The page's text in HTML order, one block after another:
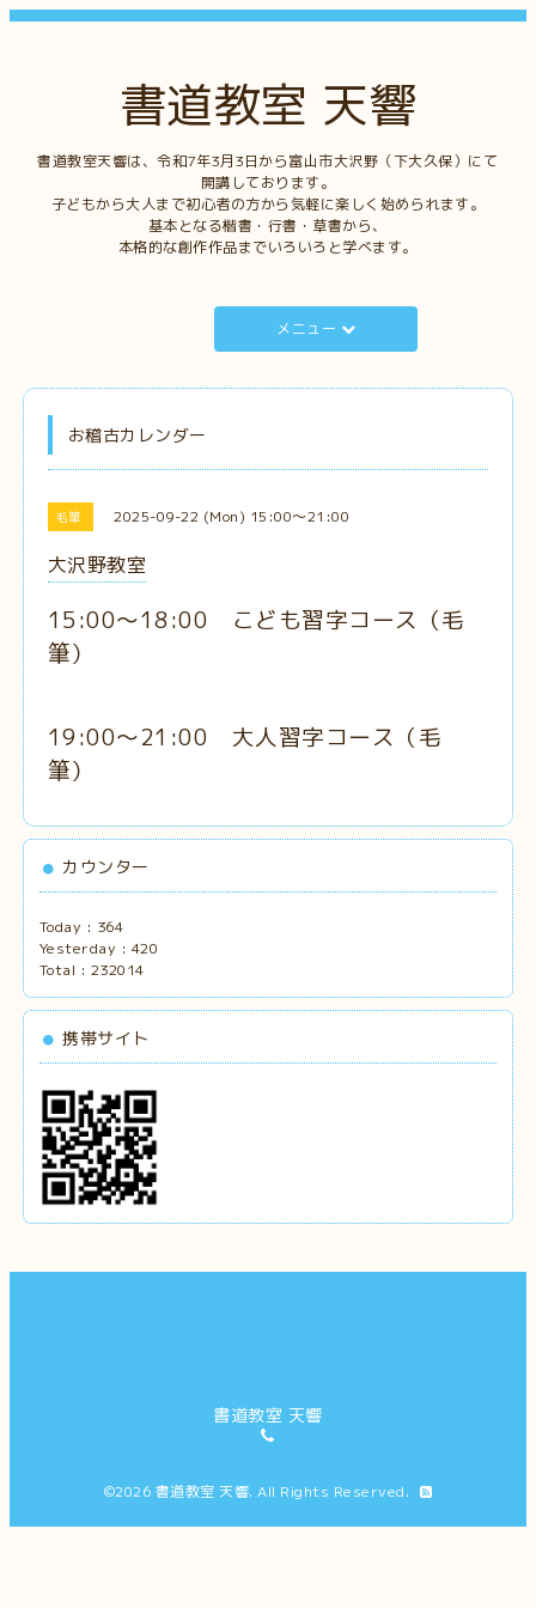
書道教室 天響
書道教室天響は、令和7年3月3日から富山市大沢野（下大久保）にて
開講しております。
子どもから大人まで初心者の方から気軽に楽しく始められます。
基本となる楷書・行書・草書から、
本格的な創作作品までいろいろと学べます。
メニュー
お稽古カレンダー
毛筆 2025-09-22 (Mon) 15:00～21:00
大沢野教室
15:00～18:00 こども習字コース （毛
筆）
19:00～21:00 大人習字コース （毛
筆）
カウンター
Today : 364
Yesterday : 420
Total : 232014
携帯サイト
書道教室 天響
©2026 書道教室 天響. All Rights Reserved.